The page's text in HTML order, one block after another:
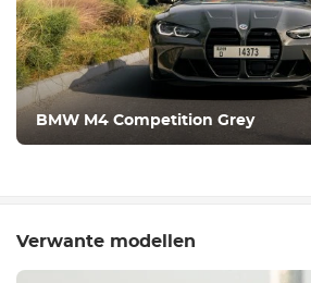
BMW M4 Competition Grey
Verwante modellen